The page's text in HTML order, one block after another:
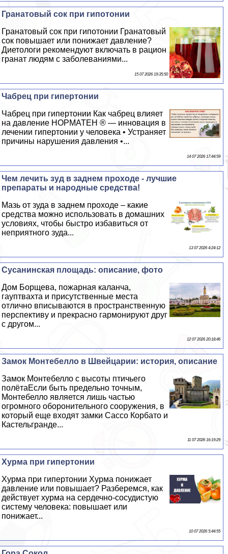
Гранатовый сок при гипотонии
Гранатовый сок при гипотонии Гранатовый
сок повышает или понижает давление?
Диетологи рекомендуют включать в рацион
гранат людям с заболеваниями...
15 07 2026 19:35:50
Чабрец при гипертонии
Чабрец при гипертонии Как чабрец влияет
на давление НОРМАТЕН ® — инновация в
лечении гипертонии у человека • Устраняет
причины нарушения давления •...
14 07 2026 17:44:59
Чем лечить зуд в заднем проходе - лучшие
препараты и народные средства!
Мазь от зуда в заднем проходе – какие
средства можно использовать в домашних
условиях, чтобы быстро избавиться от
неприятного зуда...
13 07 2026 4:24:12
Сусанинская площадь: описание, фото
Дом Борщева, пожарная каланча,
гауптвахта и присутственные места
отлично вписываются в прострaнcтвенную
перспективу и прекрасно гармонируют друг
с другом...
12 07 2026 20:18:46
Замок Монтебелло в Швейцарии: история, описание
Замок Монтебелло с высоты птичьего
полётаЕсли быть предельно точным,
Монтебелло является лишь частью
огромного оборонительного сооружения, в
который еще входят замки Сассо Корбато и
Кастельгранде...
11 07 2026 16:19:29
Хурма при гипертонии
Хурма при гипертонии Хурма понижает
давление или повышает? Разберемся, как
действует хурма на сердечно-сосудистую
систему человека: повышает или
понижает...
10 07 2026 5:44:55